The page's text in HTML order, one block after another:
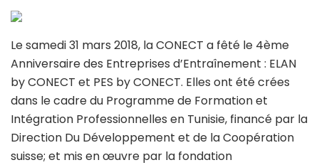
Le samedi 31 mars 2018, la CONECT a fêté le 4ème
Anniversaire des Entreprises d’Entraînement : ELAN
by CONECT et PES by CONECT. Elles ont été crées
dans le cadre du Programme de Formation et
Intégration Professionnelles en Tunisie, financé par la
Direction Du Développement et de la Coopération
suisse; et mis en œuvre par la fondation